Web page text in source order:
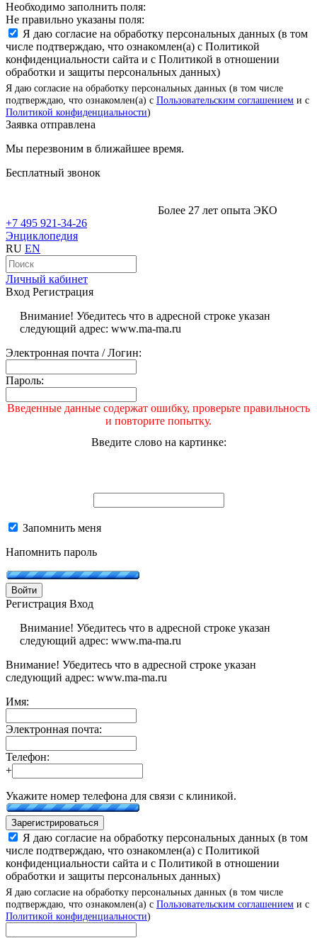
Необходимо заполнить поля:
Не правильно указаны поля:
Я даю согласие на обработку персональных данных (в том
числе подтверждаю, что ознакомлен(а) с Политикой
конфиденциальности сайта и с Политикой в отношении
обработки и защиты персональных данных)
Я даю согласие на обработку персональных данных (в том числе
подтверждаю, что ознакомлен(а) с Пользовательским соглашением и с
Политикой конфиденциальности)
Заявка отправлена
Мы перезвоним в ближайшее время.
Бесплатный звонок
Более 27 лет опыта ЭКО
+7 495 921-34-26
Энциклопедия
RU EN
Личный кабинет
Вход Регистрация
Внимание! Убедитесь что в адресной строке указан
следующий адрес: www.ma-ma.ru
Электронная почта / Логин:
Пароль:
Введенные данные содержат ошибку, проверьте правильность
и повторите попытку.
Введите слово на картинке:
Запомнить меня
Напомнить пароль
Войти
Регистрация Вход
Внимание! Убедитесь что в адресной строке указан
следующий адрес: www.ma-ma.ru
Внимание! Убедитесь что в адресной строке указан
следующий адрес: www.ma-ma.ru
Имя:
Электронная почта:
Телефон:
+
Укажите номер телефона для связи с клиникой.
Зарегистрироваться
Я даю согласие на обработку персональных данных (в том
числе подтверждаю, что ознакомлен(а) с Политикой
конфиденциальности сайта и с Политикой в отношении
обработки и защиты персональных данных)
Я даю согласие на обработку персональных данных (в том числе
подтверждаю, что ознакомлен(а) с Пользовательским соглашением и с
Политикой конфиденциальности)